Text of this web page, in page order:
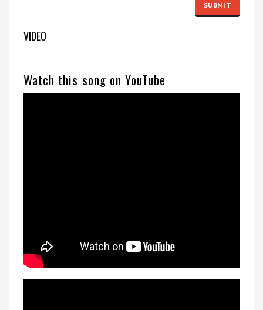
VIDEO
Watch this song on YouTube